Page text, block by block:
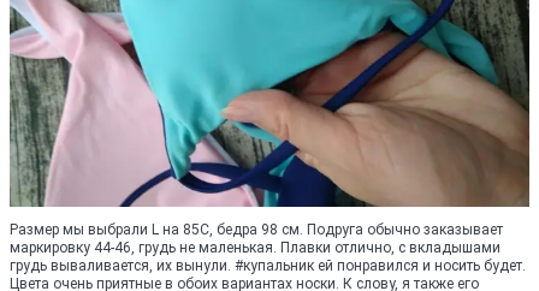
Размер мы выбрали L на 85С, бедра 98 см. Подруга обычно заказывает
маркировку 44-46, грудь не маленькая. Плавки отлично, с вкладышами
грудь вываливается, их вынули. #купальник ей понравился и носить будет.
Цвета очень приятные в обоих вариантах носки. К слову, я также его